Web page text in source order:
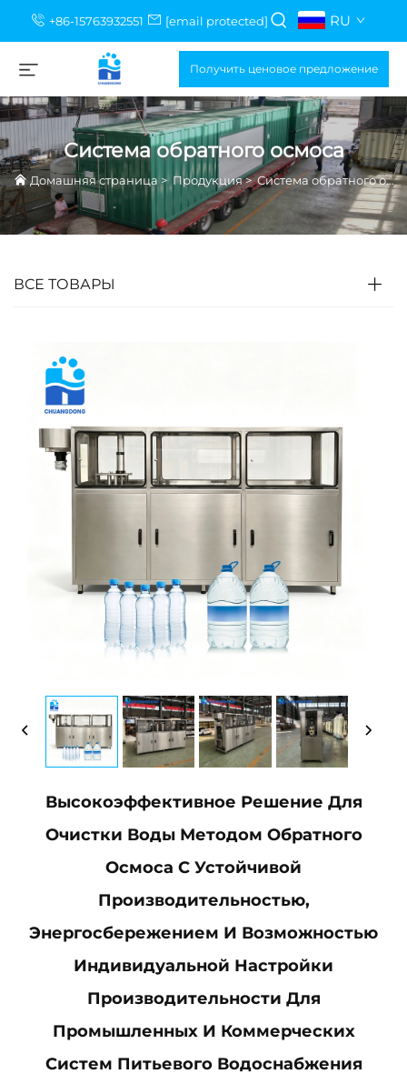
+86-15763932551 [email protected] RU
Получить ценовое предложение
Система обратного осмоса
Домашняя страница > Продукция>Система обратного осмоса
ВСЕ ТОВАРЫ
Высокоэффективное Решение Для
Очистки Воды Методом Обратного
Осмоса С Устойчивой
Производительностью,
Энергосбережением И Возможностью
Индивидуальной Настройки
Производительности Для
Промышленных И Коммерческих
Систем Питьевого Водоснабжения